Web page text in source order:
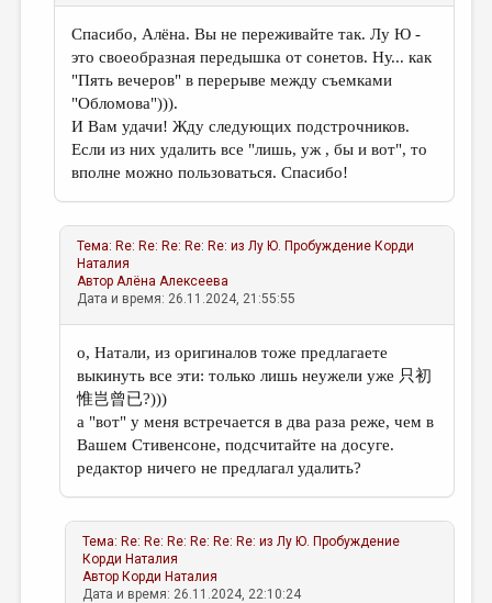
Спасибо, Алёна. Вы не переживайте так. Лу Ю -
это своеобразная передышка от сонетов. Ну... как
"Пять вечеров" в перерыве между съемками
"Обломова"))).
И Вам удачи! Жду следующих подстрочников.
Если из них удалить все "лишь, уж , бы и вот", то
вполне можно пользоваться. Спасибо!
Тема: Re: Re: Re: Re: Re: из Лу Ю. Пробуждение Корди
Наталия
АвторАлёна Алексеева
Дата и время: 26.11.2024, 21:55:55
о, Натали, из оригиналов тоже предлагаете
выкинуть все эти: только лишь неужели уже 只初
惟岂曾已?)))
а "вот" у меня встречается в два раза реже, чем в
Вашем Стивенсоне, подсчитайте на досуге.
редактор ничего не предлагал удалить?
Тема: Re: Re: Re: Re: Re: Re: из Лу Ю. Пробуждение
Корди Наталия
Автор Корди Наталия
Дата и время: 26.11.2024, 22:10:24